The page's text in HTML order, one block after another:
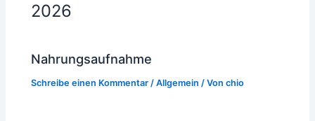
2026
Nahrungsaufnahme
Schreibe einen Kommentar /Allgemein / Vonchio